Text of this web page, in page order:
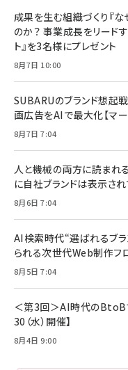
￥1,100
anan(
￥880
ママ投
組織の
￥1,980
すい ガ
2枚セッ
￥1,599
￥6,980
全ワイ
技術基
￥5,990
ケーブ
ド付き
17 /
Pro/Air
￥1,890
￥5,000
Anker
Pro/Air
￥1,890
サッポ
ル ケー
￥4,857
成果を生む組織づくり『
のか？ 事業成長をリード
ト』を3名様にプレゼント
8月7日 10:00
SUBARUのブランド想起
画広告をAIで最大化【マ
8月7日 7:04
人と機械の両方に読まれ
に自社ブランドは表示さ
8月6日 7:04
AI検索時代“選ばれるブ
られる次世代Web制作フ
8月5日 7:04
＜第3回＞AI時代のBtoB
30（水）開催】
8月4日 9:00